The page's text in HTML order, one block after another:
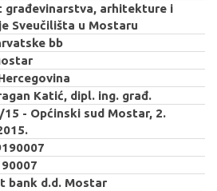
građevinarstva, arhitekture i
Sveučilišta u Mostaru
bb
Katić, dipl. ing. građ.
- Općinski sud Mostar, 2.
bank d.d. Mostar